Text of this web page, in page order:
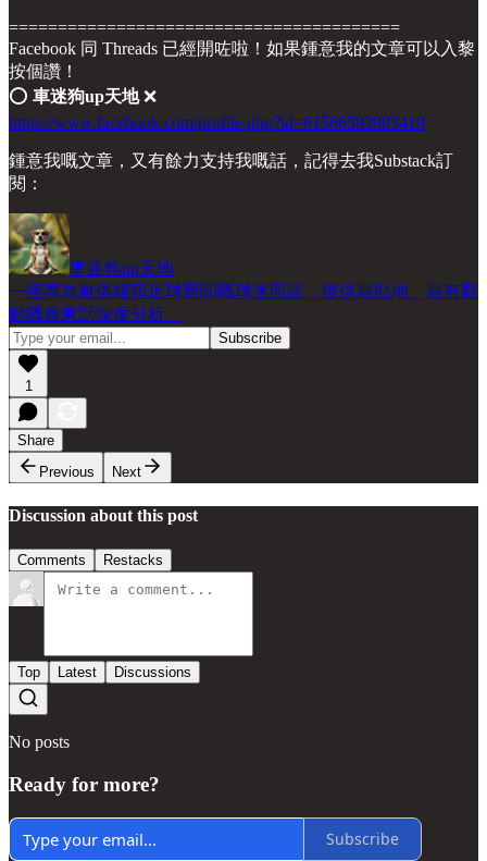
========================================
Facebook 同 Threads 已經開咗啦！如果鍾意我的文章可以入黎
按個讚！
⭕️ 車迷狗up天地❌
https://www.facebook.com/profile.php?id=61566593983419
鍾意我嘅文章，又有餘力支持我嘅話，記得去我Substack訂
閱：
車迷狗up天地
一個專為厭倦罐頭足球新聞嘅球迷而設，提供最貼地、最有觀
點嘅廣東話深度分析。
1
Share
Previous
Next
Discussion about this post
Comments Restacks
Top Latest Discussions
No posts
Ready for more?
Subscribe